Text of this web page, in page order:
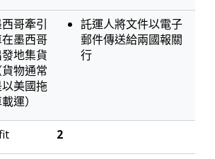
哥牽引
墨西哥
地集貨
貨物通常
以美國拖
運）
託運人將文件以電子
郵件傳送給兩國報關
行
2